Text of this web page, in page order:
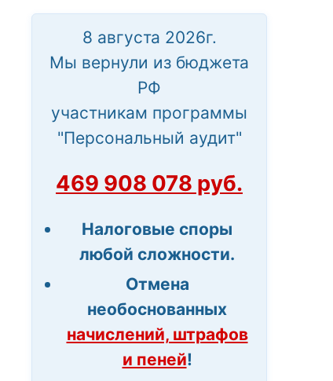
8 августа 2026г.
Мы вернули из бюджета
РФ
участникам программы
"Персональный аудит"
469 908 078 руб.
Налоговые споры
любой сложности.
Отмена
необоснованных
начислений, штрафов
и пеней!